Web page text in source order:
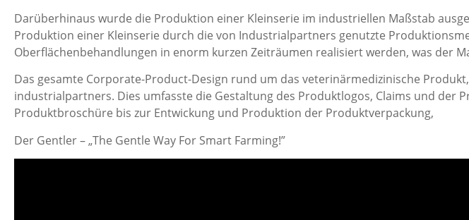
Darüberhinaus wurde die Produktion einer Kleinserie im industriellen Maßstab
Produktion einer Kleinserie durch die von Industrialpartners genutzte
Oberflächenbehandlungen in enorm kurzen Zeiträumen realisiert werden, was der
Das gesamte Corporate-Product-Design rund um das veterinärmedizinische
industrialpartners. Dies umfasste die Gestaltung des Produktlogos, Claims und
Produktbroschüre bis zur Entwickung und Produktion der Produktverpackung,
Der Gentler – „The Gentle Way For Smart Farming!”